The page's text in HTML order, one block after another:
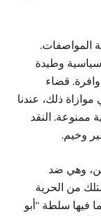
المواصفات.
وطيدة
قضاء
ذلك، عندنا
ممنوعة. النقد
وخيم.
وهي ضد
من الحرية
فيها سلطة “أبو